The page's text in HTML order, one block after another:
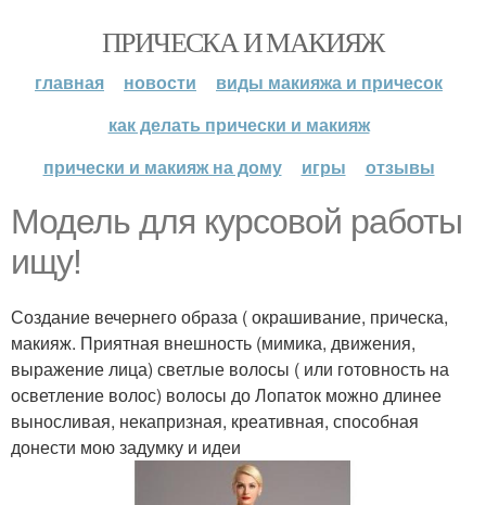
ПРИЧЕСКА И МАКИЯЖ
главная новости
виды макияжа и причесок
как делать прически и макияж
прически и макияж на дому
игры отзывы
Модель для курсовой работы
ищу!
Создание вечернего образа ( окрашивание, прическа,
макияж. Приятная внешность (мимика, движения,
выражение лица) светлые волосы ( или готовность на
осветление волос) волосы до Лопаток можно длинее
выносливая, некапризная, креативная, способная
донести мою задумку и идеи